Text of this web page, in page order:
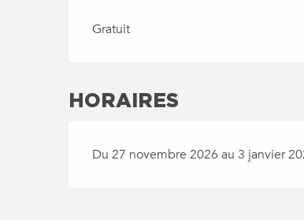
Gratuit
HORAIRES
Du 27 novembre 2026 au 3 janvier